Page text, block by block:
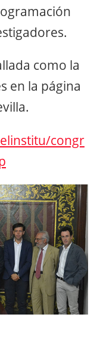
como la
en la página
congr